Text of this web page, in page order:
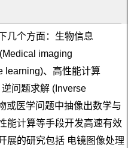
几个方面：生物信息
imaging
learning)、高性能计算
问题求解 (Inverse
或医学问题中抽像出数学与
能计算等手段开发高速有效
展的研究包括 电镜图像处理